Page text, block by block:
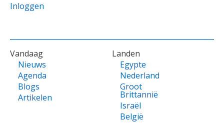
Inloggen
VOET
Vandaag
Nieuws
Agenda
Blogs
Artikelen
Landen
Egypte
Nederland
Groot
Brittannië
Israël
België